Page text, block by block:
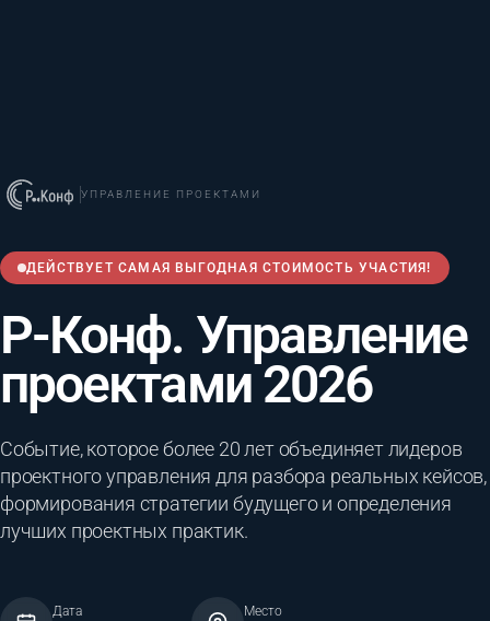
УПРАВЛЕНИЕ ПРОЕКТАМИ
ДЕЙСТВУЕТ САМАЯ ВЫГОДНАЯ СТОИМОСТЬ УЧАСТИЯ!
Р-Конф. Управление
проектами 2026
Событие, которое более 20 лет объединяет лидеров
проектного управления для разбора реальных кейсов,
формирования стратегии будущего и определения
лучших проектных практик.
Дата Место